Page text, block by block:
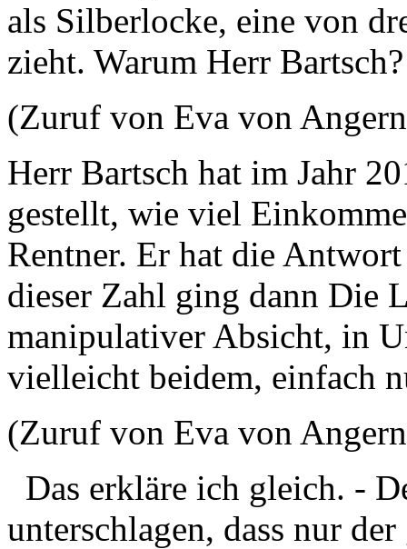
als Silberlocke, eine von
zieht. Warum Herr Bartsch?
(Zuruf von Eva von
Herr Bartsch hat im Jahr
gestellt, wie viel
Rentner. Er hat die
dieser Zahl ging dann Die
manipulativer Absicht, in
vielleicht beidem, einfach
(Zuruf von Eva von
Das erkläre ich gleich. -
unterschlagen, dass nur